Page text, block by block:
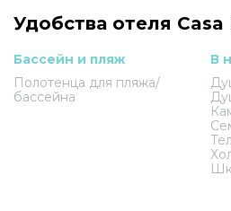
Удобства отеля Casa
Бассейн и пляж
Полотенца для пляжа/
бассейна
В